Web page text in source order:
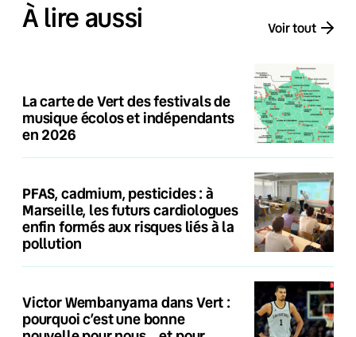
À lire aussi Voir tout
La carte de Vert des festivals de
musique écolos et indépendants
en 2026
PFAS, cadmium, pesticides : à
Marseille, les futurs cardiologues
enfin formés aux risques liés à la
pollution
Victor Wembanyama dans Vert :
pourquoi c’est une bonne